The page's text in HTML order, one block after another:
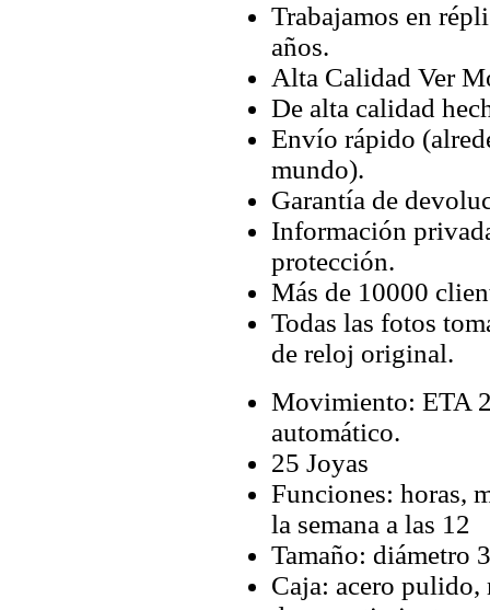
Trabajamos en
años.
Alta Calidad Ver
De alta calidad
Envío rápido
mundo).
Garantía de
Información
protección.
Más de 10000
Todas las fotos
de reloj original.
Movimiento: ETA
automático.
25 Joyas
Funciones: horas,
la semana a las 12
Tamaño: diámetro
Caja: acero